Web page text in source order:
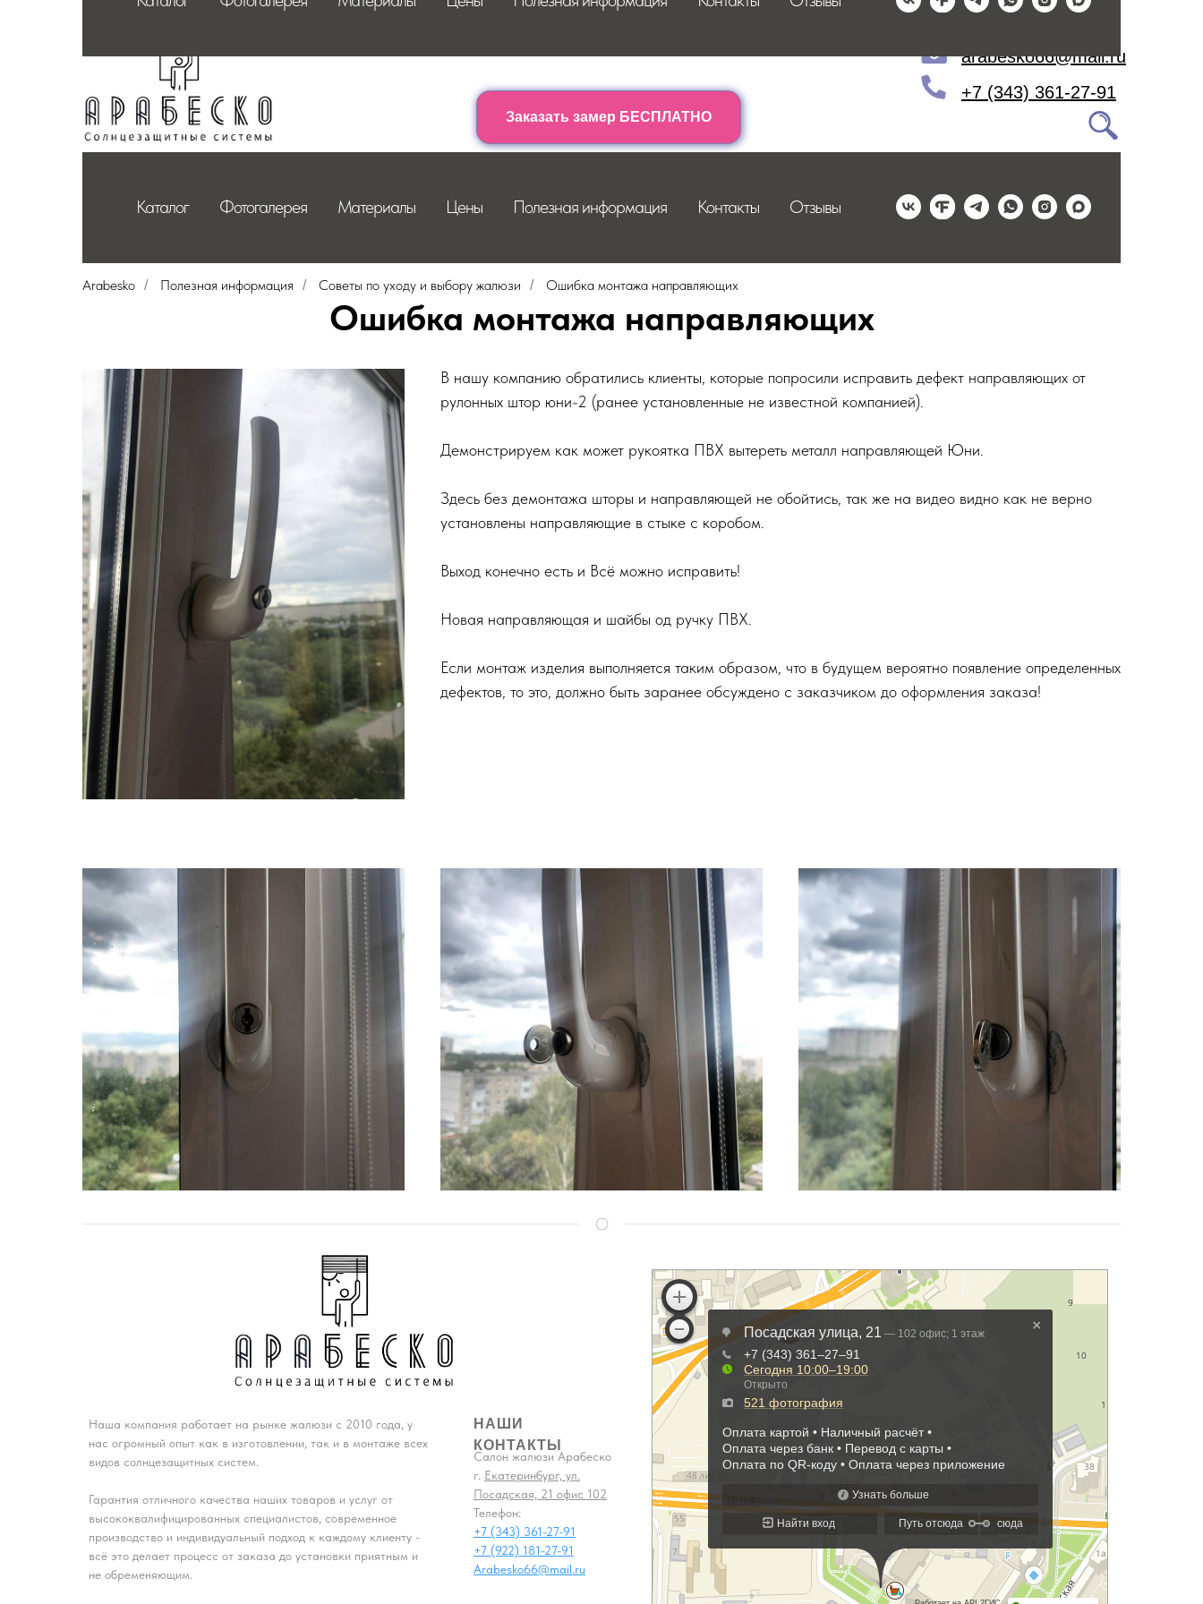
arabesko66@mail.ru
+7 (343) 361-27-91
Заказать замер БЕСПЛАТНО
Каталог Фотогалерея Материалы Цены Полезная информация Контакты Отзывы
Arabesko / Полезная информация / Советы по уходу и выбору жалюзи / Ошибка монтажа направляющих
Ошибка монтажа направляющих
В нашу компанию обратились клиенты, которые попросили исправить дефект направляющих от
рулонных штор юни-2 (ранее установленные не известной компанией).
Демонстрируем как может рукоятка ПВХ вытереть металл направляющей Юни.
Здесь без демонтажа шторы и направляющей не обойтись, так же на видео видно как не верно
установлены направляющие в стыке с коробом.
Выход конечно есть и Всё можно исправить!
Новая направляющая и шайбы од ручку ПВХ.
Если монтаж изделия выполняется таким образом, что в будущем вероятно появление определенных
дефектов, то это, должно быть заранее обсуждено с заказчиком до оформления заказа!
Наша компания работает на рынке жалюзи с 2010 года, у
нас огромный опыт как в изготовлении, так и в монтаже всех
видов солнцезащитных систем.
Гарантия отличного качества наших товаров и услуг от
высококвалифицированных специалистов, современное
производство и индивидуальный подход к каждому клиенту -
всё это делает процесс от заказа до установки приятным и
не обременяющим.
Салон жалюзи Арабеско
г. Екатеринбург, ул.
Посадская, 21 офис 102
Телефон:
+7 (343) 361-27-91
+7 (922) 181-27-91
Arabesko66@mail.ru
НАШИ
КОНТАКТЫ